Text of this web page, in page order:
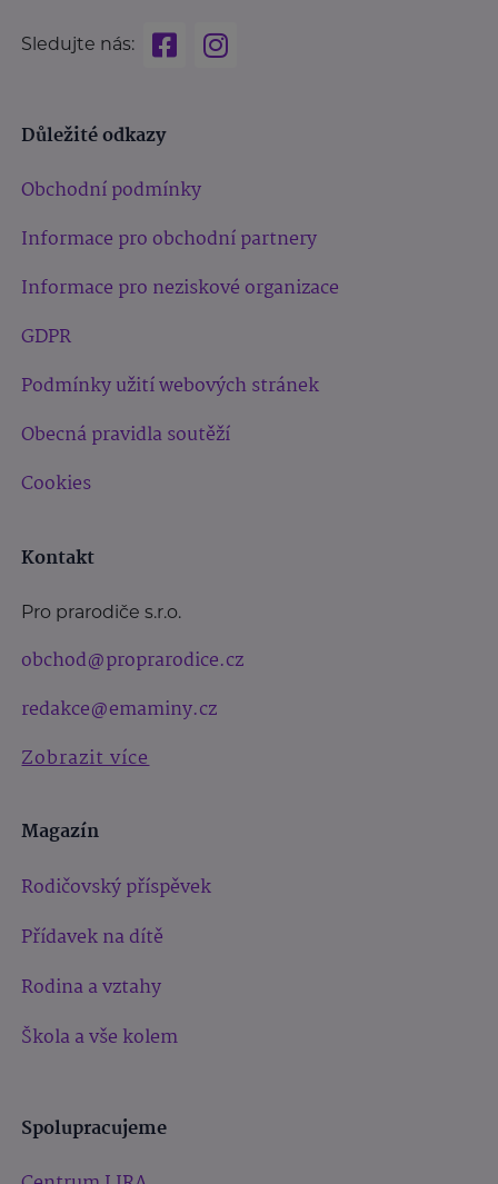
Sledujte nás:
Důležité odkazy
Obchodní podmínky
Informace pro obchodní partnery
Informace pro neziskové organizace
GDPR
Podmínky užití webových stránek
Obecná pravidla soutěží
Cookies
Kontakt
Pro prarodiče s.r.o.
obchod@proprarodice.cz
redakce@emaminy.cz
Zobrazit více
Magazín
Rodičovský příspěvek
Přídavek na dítě
Rodina a vztahy
Škola a vše kolem
Spolupracujeme